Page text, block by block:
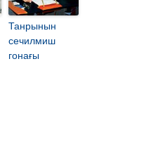
Танрынын
сечилмиш
гонағы